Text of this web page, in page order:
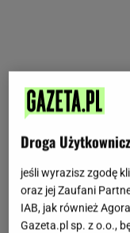
Droga
jeśli wyrazisz zgodę
oraz jej Zaufani
IAB, jak również
Gazeta.pl sp. z o.o.,